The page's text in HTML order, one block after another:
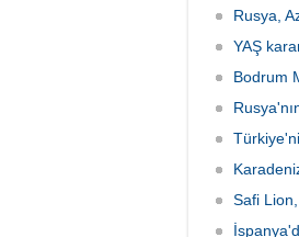
Rusya,
YAŞ
Bodrum
Safi